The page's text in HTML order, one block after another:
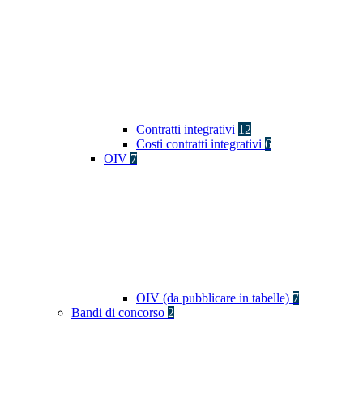
Contratti integrativi 12
Costi contratti integrativi 6
OIV 7
OIV (da pubblicare in tabelle) 7
Bandi di concorso 2